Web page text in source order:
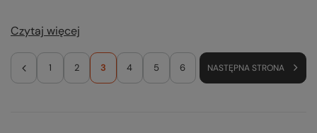
Czytaj więcej
1 2 3 4 5 6 NASTĘPNA STRONA